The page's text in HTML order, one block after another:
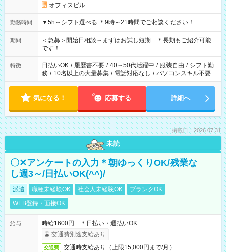
オフィスビル
勤務時間 ▼5h～シフト選べる ＊9時～21時間でご相談ください！
期間
＜急募＞開始日相談～まずはお試し短期 ＊長期もご紹介可能
です！
特徴 日払いOK / 履歴書不要 / 40～50代活躍中 / 服装自由 / シフト勤
務 / 10名以上の大量募集 / 電話対応なし / パソコンスキル不要
気になる！ 応募する 詳細へ
掲載日：2026.07.31
未読
〇✕アンケートの入力＊朝ゆっくりOK/残業な
し週3～/日払いOK(^^)/
派遣 職種未経験OK 社会人未経験OK
ブランクOK
WEB登録・面接OK
給与
時給1600円 ＊日払い・週払いOK
交通費別途支給あり
交通費 交通時支給あり（上限15,000円まで/月）